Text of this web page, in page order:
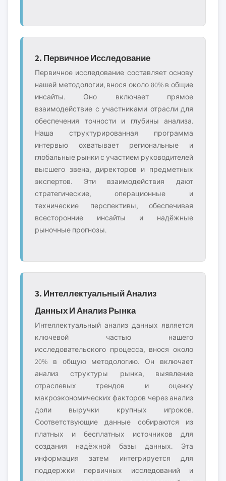
2. Первичное Исследование
Первичное исследование составляет основу
нашей методологии, внося около 80% в общие
инсайты. Оно включает прямое
взаимодействие с участниками отрасли для
обеспечения точности и глубины анализа.
Наша структурированная программа
интервью охватывает региональные и
глобальные рынки с участием руководителей
высшего звена, директоров и предметных
экспертов. Эти взаимодействия дают
стратегические, операционные и
технические перспективы, обеспечивая
всесторонние инсайты и надёжные
рыночные прогнозы.
3. Интеллектуальный Анализ
Данных И Анализ Рынка
Интеллектуальный анализ данных является
ключевой частью нашего
исследовательского процесса, внося около
20% в общую методологию. Он включает
анализ структуры рынка, выявление
отраслевых трендов и оценку
макроэкономических факторов через анализ
доли выручки крупных игроков.
Соответствующие данные собираются из
платных и бесплатных источников для
создания надёжной базы данных. Эта
информация затем интегрируется для
поддержки первичных исследований и